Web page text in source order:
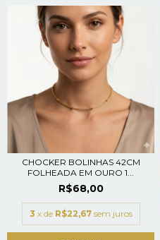
CHOCKER BOLINHAS 42CM
FOLHEADA EM OURO 1...
R$68,00
3 x de R$22,67 sem juros